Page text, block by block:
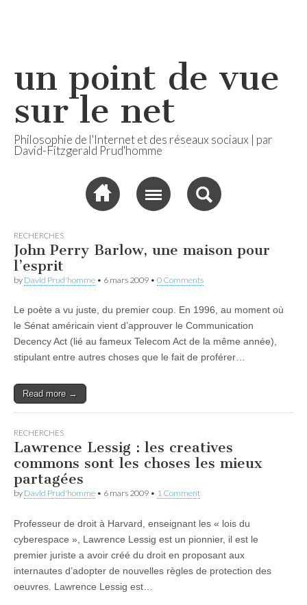
un point de vue
sur le net
Philosophie de l'Internet et des réseaux sociaux | par
David-Fitzgerald Prud'homme
RECHERCHES
John Perry Barlow, une maison pour
l’esprit
by David Prud'homme • 6 mars 2009 • 0 Comments
Le poète a vu juste, du premier coup. En 1996, au moment où
le Sénat américain vient d’approuver le Communication
Decency Act (lié au fameux Telecom Act de la même année),
stipulant entre autres choses que le fait de proférer…
Read more →
RECHERCHES
Lawrence Lessig : les creatives
commons sont les choses les mieux
partagées
by David Prud'homme • 6 mars 2009 • 1 Comment
Professeur de droit à Harvard, enseignant les « lois du
cyberespace », Lawrence Lessig est un pionnier, il est le
premier juriste a avoir créé du droit en proposant aux
internautes d’adopter de nouvelles règles de protection des
oeuvres. Lawrence Lessig est…